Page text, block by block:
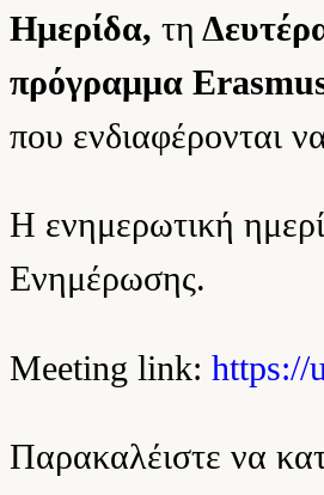
Ημερίδα, τη
πρόγραμμα
που ενδιαφέρονται
Η ενημερωτική
Ενημέρωσης.
Meeting link: https://
Παρακαλέιστε να